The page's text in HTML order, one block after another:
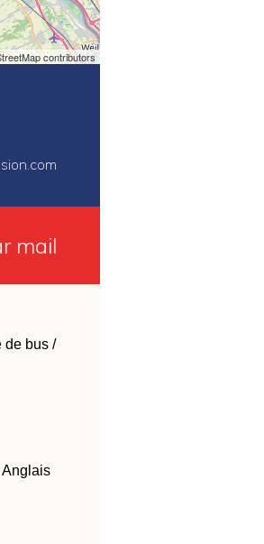
contributors
mail
de bus /
Anglais